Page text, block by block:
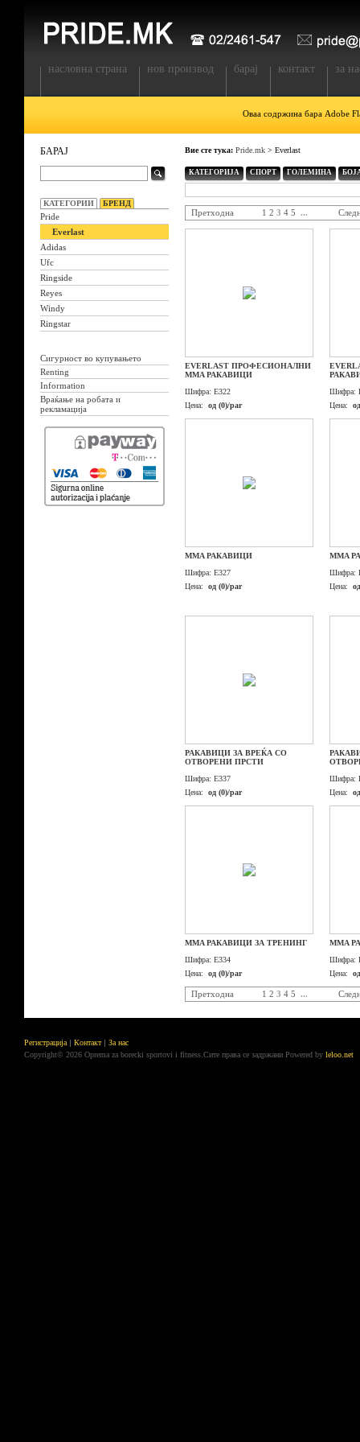
насловна страна нов производ барај контакт за
Оваа содржина бара Adobe
БАРАЈ
КАТЕГОРИИ БРЕНД
Pride
Everlast
Adidas
Ufc
Ringside
Reyes
Windy
Ringstar
Сигурност во купувањето
Renting
Information
Враќање на робата и
рекламација
Вие сте тука: Pride.mk > Everlast
КАТЕГОРИЈА СПОРТ ГОЛЕМИНА
Претходна 1 2 3 4 5 ...
EVERLAST ПРОФЕСИОНАЛНИ
MMA РАКАВИЦИ
Шифра: E322
Цена:
од (0)/par
Шифра:
Цена:
MMA РАКАВИЦИ
Шифра: E327
Цена:
од (0)/par
MMA
Шифра:
Цена:
РАКАВИЦИ ЗА ВРЕЌА СО
ОТВОРЕНИ ПРСТИ
Шифра: E337
Цена:
од (0)/par
Шифра:
Цена:
MMA РАКАВИЦИ ЗА ТРЕНИНГ
Шифра: E334
Цена:
од (0)/par
MMA
Шифра:
Цена:
Претходна 1 2 3 4 5 ...
Регистрација Контакт
За нас
Copyright© 2026 Oprema za borecki sportovi i fitness.Сите права се задржани Powered by leloo.net